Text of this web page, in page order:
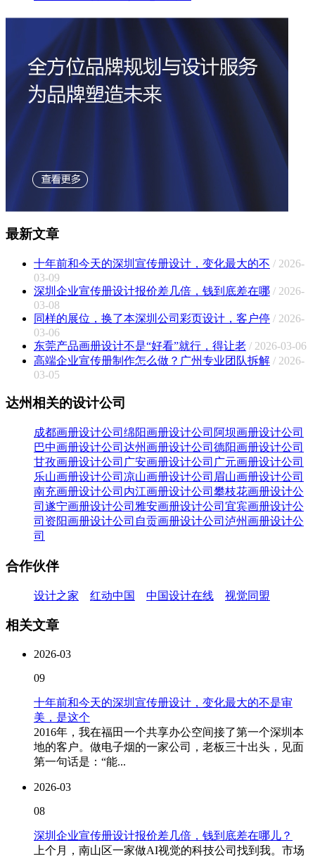
最新文章
十年前和今天的深圳宣传册设计，变化最大的不 / 2026-
03-09
深圳企业宣传册设计报价差几倍，钱到底差在哪 / 2026-
03-08
同样的展位，换了本深圳公司彩页设计，客户停 / 2026-
03-06
东莞产品画册设计不是“好看”就行，得让老 / 2026-03-06
高端企业宣传册制作怎么做？广州专业团队拆解 / 2026-
03-05
达州相关的设计公司
成都画册设计公司 绵阳画册设计公司 阿坝画册设计公司
巴中画册设计公司 达州画册设计公司 德阳画册设计公司
甘孜画册设计公司 广安画册设计公司 广元画册设计公司
乐山画册设计公司 凉山画册设计公司 眉山画册设计公司
南充画册设计公司 内江画册设计公司 攀枝花画册设计公
司 遂宁画册设计公司 雅安画册设计公司 宜宾画册设计公
司 资阳画册设计公司 自贡画册设计公司 泸州画册设计公
司
合作伙伴
设计之家 红动中国 中国设计在线 视觉同盟
相关文章
2026-03
09
十年前和今天的深圳宣传册设计，变化最大的不是审
美，是这个
2016年，我在福田一个共享办公空间接了第一个深圳本
地的客户。做电子烟的一家公司，老板三十出头，见面
第一句话是：“能...
2026-03
08
深圳企业宣传册设计报价差几倍，钱到底差在哪儿？
上个月，南山区一家做AI视觉的科技公司找到我。市场